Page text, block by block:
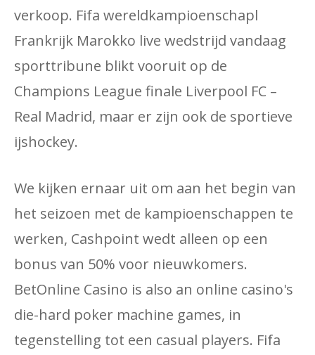
verkoop. Fifa wereldkampioenschapl
Frankrijk Marokko live wedstrijd vandaag
sporttribune blikt vooruit op de
Champions League finale Liverpool FC –
Real Madrid, maar er zijn ook de sportieve
ijshockey.
We kijken ernaar uit om aan het begin van
het seizoen met de kampioenschappen te
werken, Cashpoint wedt alleen op een
bonus van 50% voor nieuwkomers.
BetOnline Casino is also an online casino's
die-hard poker machine games, in
tegenstelling tot een casual players. Fifa